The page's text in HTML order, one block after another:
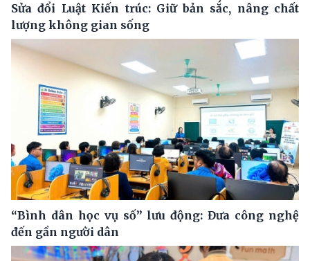
Sửa đổi Luật Kiến trúc: Giữ bản sắc, nâng chất
lượng không gian sống
“Bình dân học vụ số” lưu động: Đưa công nghệ
đến gần người dân